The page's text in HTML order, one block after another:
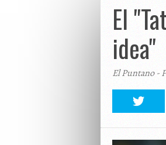
El
idea"
El Puntano -